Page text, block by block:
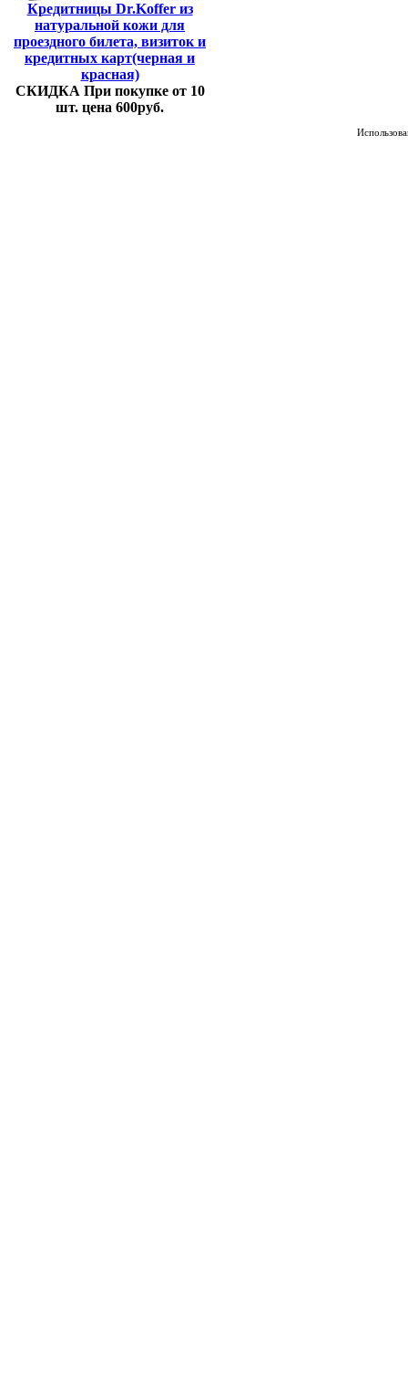
Кредитницы Dr.Koffer из
натуральной кожи для
проездного билета, визиток и
кредитных карт(черная и
красная)
СКИДКА При покупке от 10
шт. цена 600руб.